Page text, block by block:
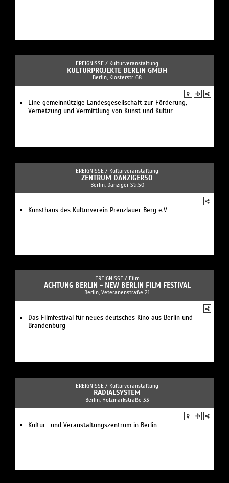
EREIGNISSE / Kulturveranstaltung
KULTURPROJEKTE BERLIN GMBH
Berlin, Klosterstr. 68
Eine gemeinnützige Landesgesellschaft zur Förderung,
Vernetzung und Vermittlung von Kunst und Kultur
EREIGNISSE / Kulturveranstaltung
ZENTRUM DANZIGER50
Berlin, Danziger Str.50
Kunsthaus des Kulturverein Prenzlauer Berg e.V
EREIGNISSE / Film
ACHTUNG BERLIN - NEW BERLIN FILM FESTIVAL
Berlin, Veteranenstraße 21
Das Filmfestival für neues deutsches Kino aus Berlin und
Brandenburg
EREIGNISSE / Kulturveranstaltung
RADIALSYSTEM
Berlin, Holzmarkstraße 33
Kultur- und Veranstaltungszentrum in Berlin